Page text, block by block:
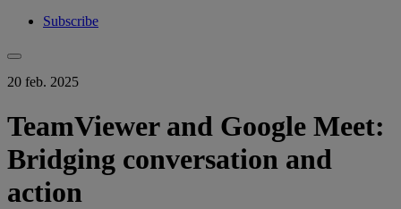
Subscribe
20 feb. 2025
TeamViewer and Google Meet:
Bridging conversation and
action